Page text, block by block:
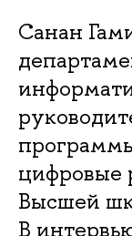
Санан
цифровые
Высшей
В